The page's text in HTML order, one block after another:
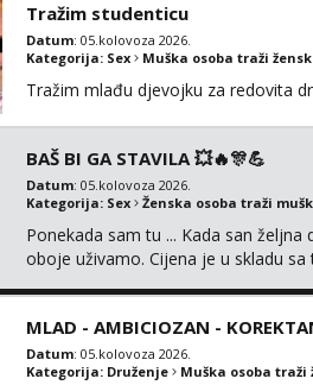
Tražim studenticu
Datum: 05.kolovoza 2026.
Kategorija: Sex Muška osoba traži
Tražim mlađu djevojku za redovita
BAŠ BI GA STAVILA 💥🔥🎊💪
Datum: 05.kolovoza 2026.
Kategorija: Sex Ženska osoba traži
Ponekada sam tu ... Kada san
oboje uživamo. Cijena je u skladu sa
MLAD - AMBICIOZAN -
Datum: 05.kolovoza 2026.
Kategorija: Druženje Muška osoba traži